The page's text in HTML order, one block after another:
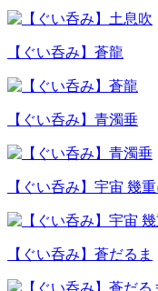
【ぐい呑み】蒼龍
【ぐい呑み】青濁垂
【ぐい呑み】宇宙 幾
【ぐい呑み】蒼だるま